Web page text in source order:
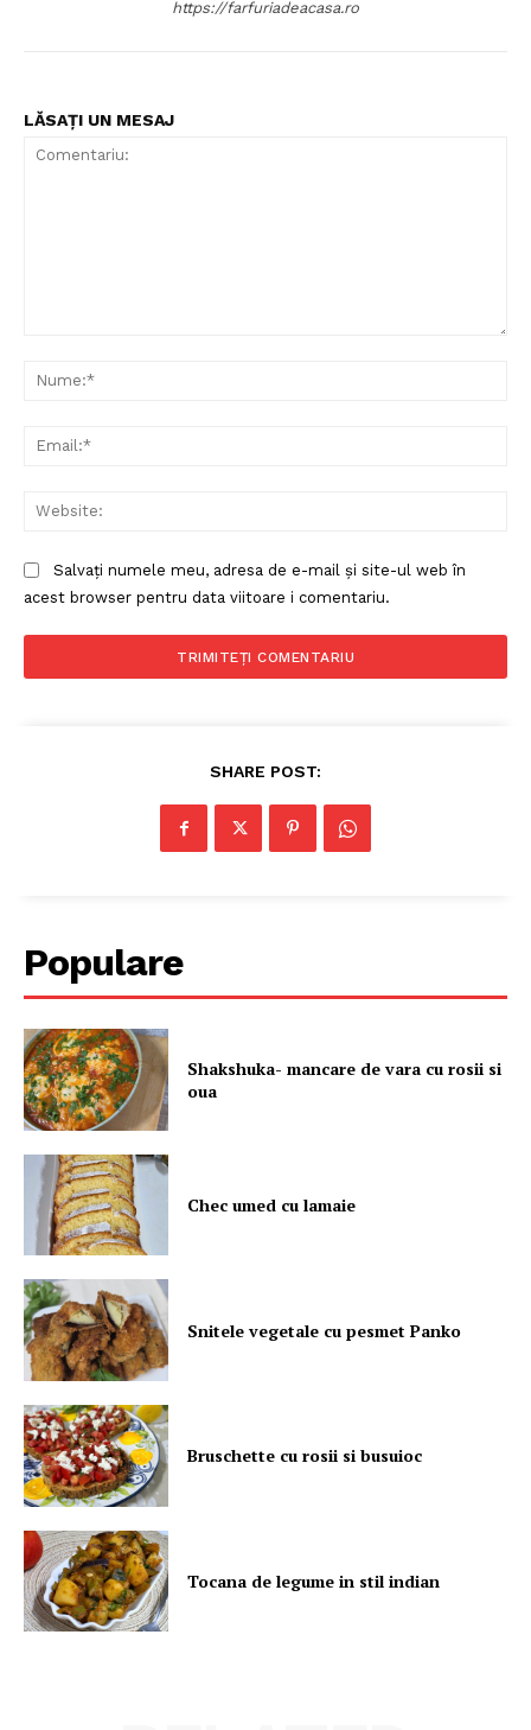
https://farfuriadeacasa.ro
LĂSAȚI UN MESAJ
Salvați numele meu, adresa de e-mail și site-ul web în
acest browser pentru data viitoare i comentariu.
SHARE POST:
Populare
Shakshuka- mancare de vara cu rosii si
oua
Chec umed cu lamaie
Snitele vegetale cu pesmet Panko
Bruschette cu rosii si busuioc
Tocana de legume in stil indian